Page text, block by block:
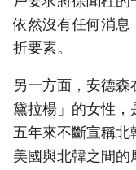
依然沒有任何消息
折要素。
另一方面，安德
黛拉楊」的女性，
五年來不斷宣稱北
美國與北韓之間